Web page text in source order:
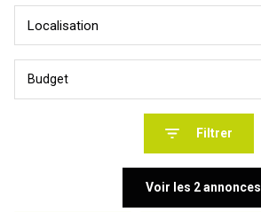
Localisation
Budget
Filtrer
Voir les 2annonces